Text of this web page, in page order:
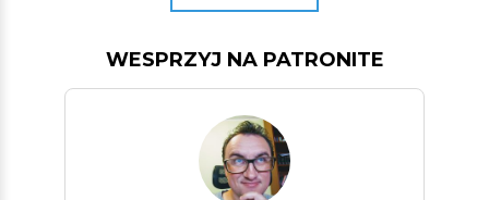
WESPRZYJ NA PATRONITE